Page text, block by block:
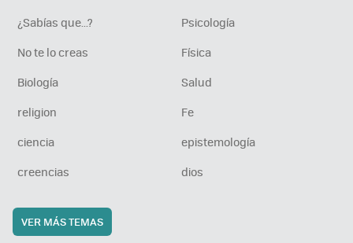
¿Sabías que...?
Psicología
No te lo creas
Física
Biología
Salud
religion
Fe
ciencia
epistemología
creencias
dios
VER MÁS TEMAS